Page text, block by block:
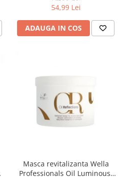
54,99 Lei
ADAUGA IN COS
Masca revitalizanta Wella
Professionals Oil Luminous,